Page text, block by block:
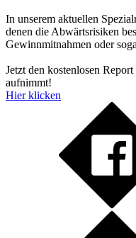
In unserem aktuellen
denen die Abwärtsrisiken
Gewinnmitnahmen oder
Jetzt den kostenlosen
aufnimmt!
Hier klicken